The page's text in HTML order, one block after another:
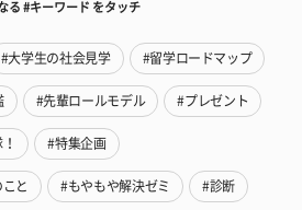
る #キーワード をタッチ
#大学生の社会見学 #留学ロードマップ
#先輩ロールモデル #プレゼント
#特集企画
と #もやもや解決ゼミ #診断